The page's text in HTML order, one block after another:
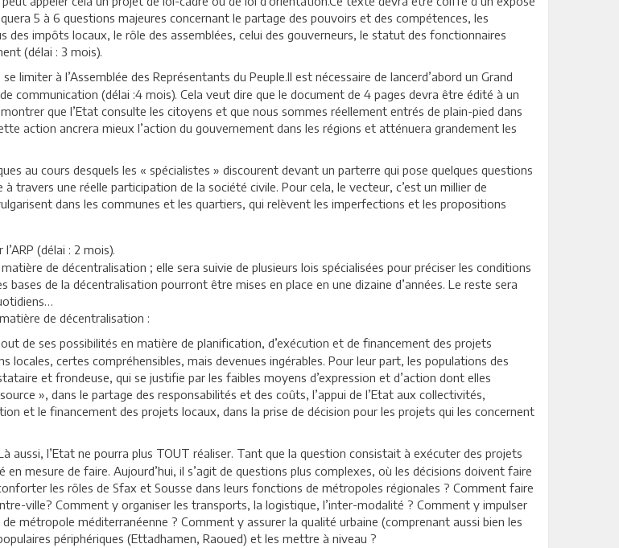
5 à 6 questions majeures concernant le partage des pouvoirs et des compétences, les
des impôts locaux, le rôle des assemblées, celui des gouverneurs, le statut des fonctionnaires
(délai : 3 mois).
limiter à l’Assemblée des Représentants du Peuple.Il est nécessaire de lancerd’abord un Grand
communication (délai :4 mois). Cela veut dire que le document de 4 pages devra être édité à un
que l’Etat consulte les citoyens et que nous sommes réellement entrés de plain-pied dans
action ancrera mieux l’action du gouvernement dans les régions et atténuera grandement les
au cours desquels les « spécialistes » discourent devant un parterre qui pose quelques questions
une réelle participation de la société civile. Pour cela, le vecteur, c’est un millier de
dans les communes et les quartiers, qui relèvent les imperfections et les propositions
(délai : 2 mois).
de décentralisation ; elle sera suivie de plusieurs lois spécialisées pour préciser les conditions
de la décentralisation pourront être mises en place en une dizaine d’années. Le reste sera
de décentralisation :
de ses possibilités en matière de planification, d’exécution et de financement des projets
locales, certes compréhensibles, mais devenues ingérables. Pour leur part, les populations des
et frondeuse, qui se justifie par les faibles moyens d’expression et d’action dont elles
», dans le partage des responsabilités et des coûts, l’appui de l’Etat aux collectivités,
et le financement des projets locaux, dans la prise de décision pour les projets qui les concernent
aussi, l’Etat ne pourra plus TOUT réaliser. Tant que la question consistait à exécuter des projets
mesure de faire. Aujourd’hui, il s’agit de questions plus complexes, où les décisions doivent faire
les rôles de Sfax et Sousse dans leurs fonctions de métropoles régionales ? Comment faire
ville? Comment y organiser les transports, la logistique, l’inter-modalité ? Comment y impulser
métropole méditerranéenne ? Comment y assurer la qualité urbaine (comprenant aussi bien les
périphériques (Ettadhamen, Raoued) et les mettre à niveau ?